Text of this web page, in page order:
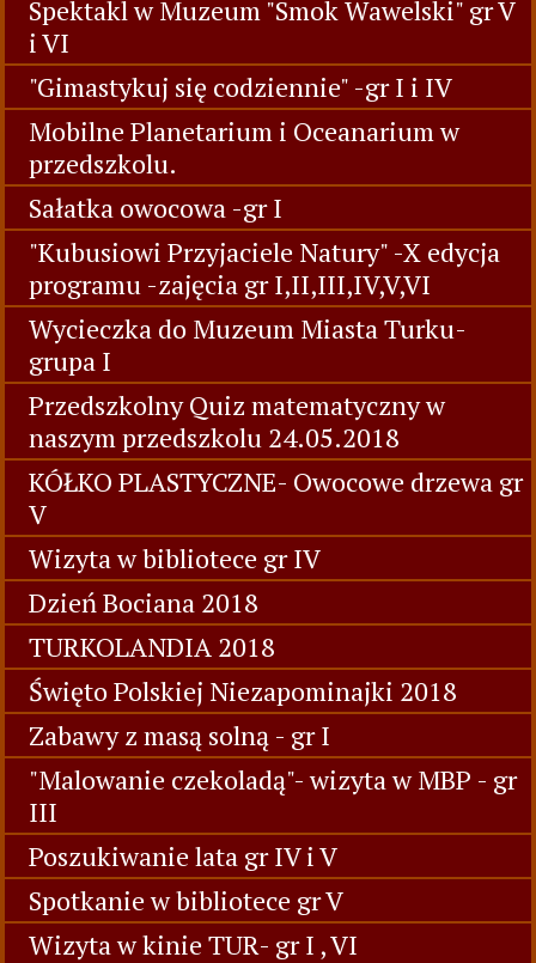
Spektakl w Muzeum "Smok Wawelski" gr V
i VI
"Gimastykuj się codziennie" -gr I i IV
Mobilne Planetarium i Oceanarium w
przedszkolu.
Sałatka owocowa -gr I
"Kubusiowi Przyjaciele Natury" -X edycja
programu -zajęcia gr I,II,III,IV,V,VI
Wycieczka do Muzeum Miasta Turku-
grupa I
Przedszkolny Quiz matematyczny w
naszym przedszkolu 24.05.2018
KÓŁKO PLASTYCZNE- Owocowe drzewa gr
V
Wizyta w bibliotece gr IV
Dzień Bociana 2018
TURKOLANDIA 2018
Święto Polskiej Niezapominajki 2018
Zabawy z masą solną - gr I
"Malowanie czekoladą"- wizyta w MBP - gr
III
Poszukiwanie lata gr IV i V
Spotkanie w bibliotece gr V
Wizyta w kinie TUR- gr I , VI